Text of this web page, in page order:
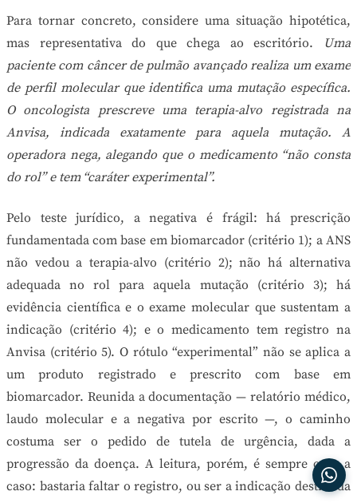
Para tornar concreto, considere uma situação hipotética,
mas representativa do que chega ao escritório. Uma
paciente com câncer de pulmão avançado realiza um exame
de perfil molecular que identifica uma mutação específica.
O oncologista prescreve uma terapia-alvo registrada na
Anvisa, indicada exatamente para aquela mutação. A
operadora nega, alegando que o medicamento “não consta
do rol” e tem “caráter experimental”.
Pelo teste jurídico, a negativa é frágil: há prescrição
fundamentada com base em biomarcador (critério 1); a ANS
não vedou a terapia-alvo (critério 2); não há alternativa
adequada no rol para aquela mutação (critério 3); há
evidência científica e o exame molecular que sustentam a
indicação (critério 4); e o medicamento tem registro na
Anvisa (critério 5). O rótulo “experimental” não se aplica a
um produto registrado e prescrito com base em
biomarcador. Reunida a documentação — relatório médico,
laudo molecular e a negativa por escrito —, o caminho
costuma ser o pedido de tutela de urgência, dada a
progressão da doença. A leitura, porém, é sempre caso a
caso: bastaria faltar o registro, ou ser a indicação destituída